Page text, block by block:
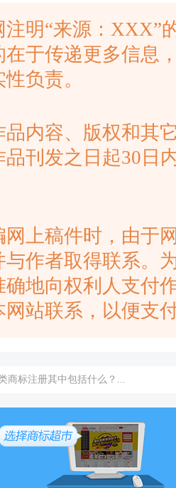
注明“来源：XXX”
在于传递更多信息
负责。
品内容、版权和其
品刊发之日起30日
网上稿件时，由于
与作者取得联系。
确地向权利人支付
网站联系，以便支
商标注册其中包括什么？...